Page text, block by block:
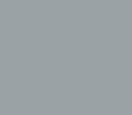
Daten offengelegt werden,
es sich bei ihr um einen
nicht. Behörden, die im
Untersuchungsauftrags
oder dem Recht der
möglicherweise
erhalten, gelten jedoch